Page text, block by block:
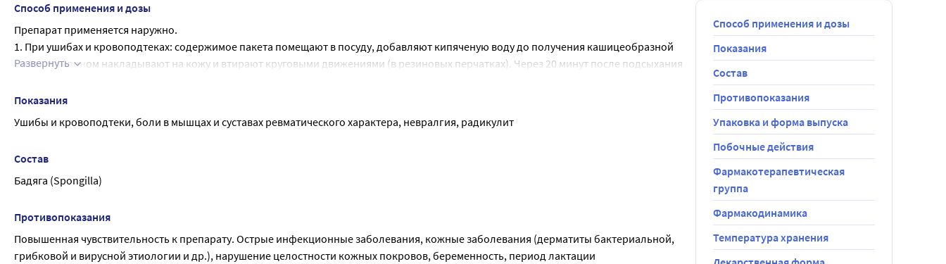
Способ применения и дозы
Препарат применяется наружно.
1. При ушибах и кровоподтеках: содержимое пакета помещают в посуду, добавляют кипяченую воду до получения кашицеобразной
массы, тампоном накладывают на кожу и втирают круговыми движениями (в резиновых перчатках). Через 20 минут после подсыхания
2. При радикулитах, невралгии и болях ревматического характера: к порошку добавляют растительное масло, размешивают до
получения сметанообразной массы и втирают в болезненные участки. При сильном жжении состав смыть водой.
Развернуть
Показания
Ушибы и кровоподтеки, боли в мышцах и суставах ревматического характера, невралгия, радикулит
Состав
Бадяга (Spongilla)
Противопоказания
Повышенная чувствительность к препарату. Острые инфекционные заболевания, кожные заболевания (дерматиты бактериальной,
грибковой и вирусной этиологии и др.), нарушение целостности кожных покровов, беременность, период лактации
Способ применения и дозы
Показания
Состав
Противопоказания
Упаковка и форма выпуска
Побочные действия
Фармакотерапевтическая
группа
Фармакодинамика
Температура хранения